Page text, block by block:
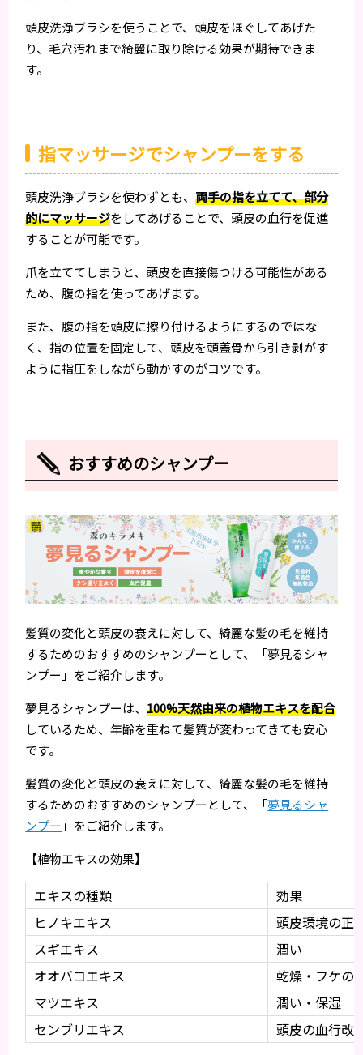
頭皮洗浄ブラシを使うことで、頭皮をほぐしてあげた
り、毛穴汚れまで綺麗に取り除ける効果が期待できま
す。
指マッサージでシャンプーをする
頭皮洗浄ブラシを使わずとも、両手の指を立てて、部分
的にマッサージをしてあげることで、頭皮の血行を促進
することが可能です。
爪を立ててしまうと、頭皮を直接傷つける可能性がある
ため、腹の指を使ってあげます。
また、腹の指を頭皮に擦り付けるようにするのではな
く、指の位置を固定して、頭皮を頭蓋骨から引き剥がす
ように指圧をしながら動かすのがコツです。
おすすめのシャンプー
髪質の変化と頭皮の衰えに対して、綺麗な髪の毛を維持
するためのおすすめのシャンプーとして、「夢見るシャ
ンプー」をご紹介します。
夢見るシャンプーは、100%天然由来の植物エキスを配合
しているため、年齢を重ねて髪質が変わってきても安心
です。
髪質の変化と頭皮の衰えに対して、綺麗な髪の毛を維持
するためのおすすめのシャンプーとして、「夢見るシャ
ンプー 」をご紹介します。
【植物エキスの効果】
エキスの種類
効果
ヒノキエキス
頭皮環境の正
スギエキス
潤い
オオバコエキス
乾燥・フケの
マツエキス
潤い・保湿
センブリエキス
頭皮の血行改